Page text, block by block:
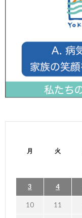
月 火
3 4
10 11